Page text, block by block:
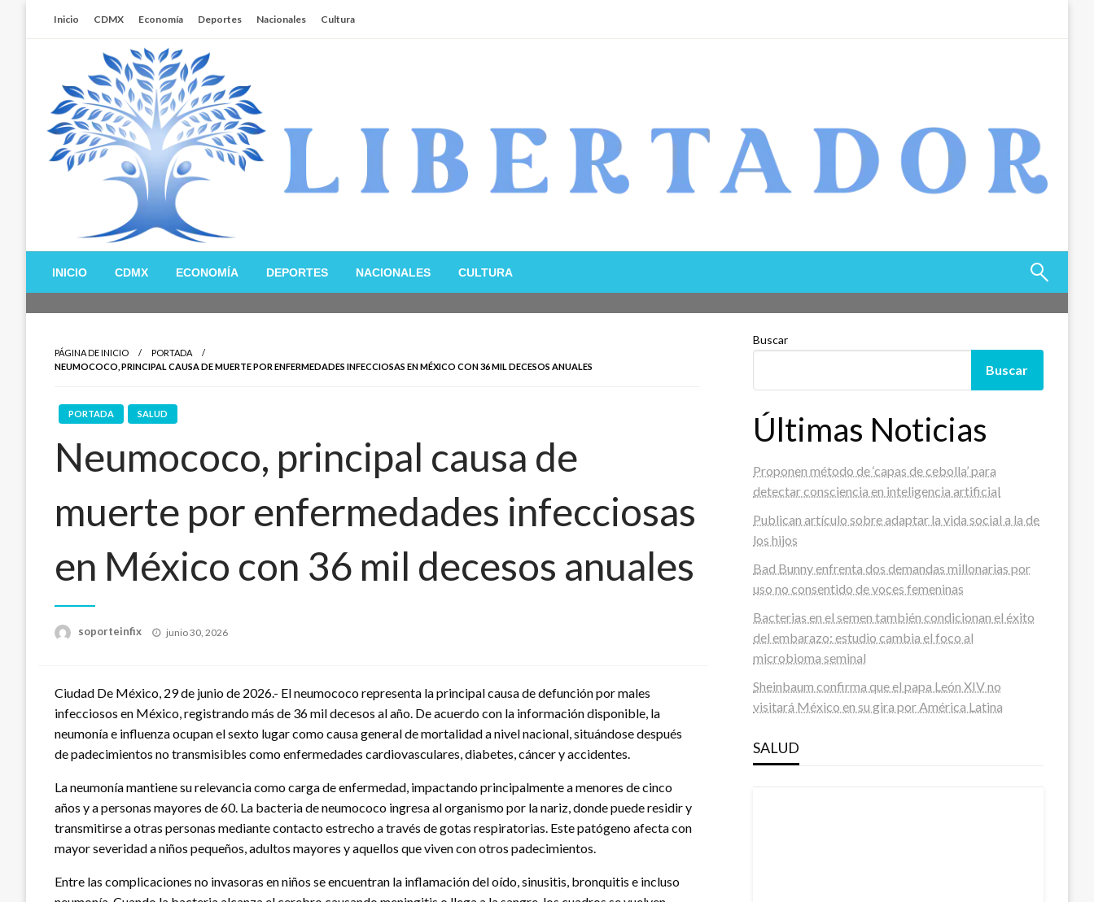
Inicio CDMX Economía Deportes Nacionales Cultura
Libertador MX
INICIO CDMX ECONOMÍA DEPORTES NACIONALES CULTURA
PÁGINA DE INICIO
PORTADA
NEUMOCOCO, PRINCIPAL CAUSA DE MUERTE POR ENFERMEDADES INFECCIOSAS EN MÉXICO CON 36 MIL DECESOS ANUALES
PORTADA SALUD
Neumococo, principal causa de
muerte por enfermedades infecciosas
en México con 36 mil decesos anuales
soporteinfix
Publicado
junio 30, 2026
Ciudad De México, 29 de junio de 2026.- El neumococo representa la principal causa de defunción por males
infecciosos en México, registrando más de 36 mil decesos al año. De acuerdo con la información disponible, la
neumonía e influenza ocupan el sexto lugar como causa general de mortalidad a nivel nacional, situándose después
de padecimientos no transmisibles como enfermedades cardiovasculares, diabetes, cáncer y accidentes.
La neumonía mantiene su relevancia como carga de enfermedad, impactando principalmente a menores de cinco
años y a personas mayores de 60. La bacteria de neumococo ingresa al organismo por la nariz, donde puede residir y
transmitirse a otras personas mediante contacto estrecho a través de gotas respiratorias. Este patógeno afecta con
mayor severidad a niños pequeños, adultos mayores y aquellos que viven con otros padecimientos.
Entre las complicaciones no invasoras en niños se encuentran la inflamación del oído, sinusitis, bronquitis e incluso
Buscar
Buscar
Últimas Noticias
Proponen método de ‘capas de cebolla’ para
detectar consciencia en inteligencia artificial
Publican artículo sobre adaptar la vida social a la de
los hijos
Bad Bunny enfrenta dos demandas millonarias por
uso no consentido de voces femeninas
Bacterias en el semen también condicionan el éxito
del embarazo: estudio cambia el foco al
microbioma seminal
Sheinbaum confirma que el papa León XIV no
visitará México en su gira por América Latina
SALUD